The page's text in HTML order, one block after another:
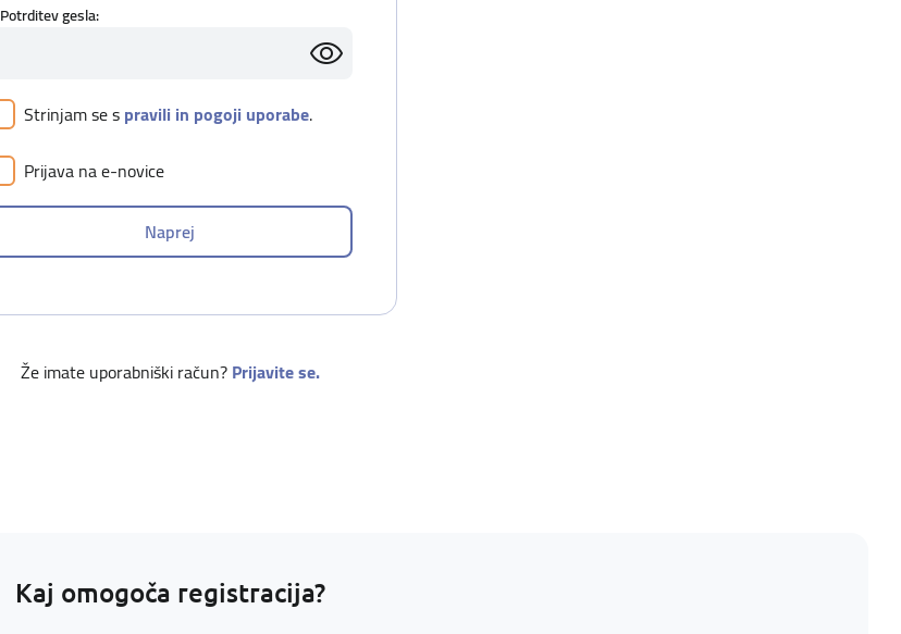
Potrditev gesla:
Strinjam se spravili in pogoji uporabe.
Prijava na e-novice
Že imate uporabniški račun?Prijavite se.
Kaj omogoča registracija?